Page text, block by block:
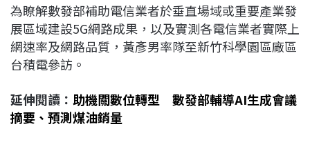
為瞭解數發部補助電信業者於垂直場域或重要產業發
展區域建設5G網路成果，以及實測各電信業者實際上
網速率及網路品質，黃彥男率隊至新竹科學園區廠區
台積電參訪。
延伸閱讀： 助機關數位轉型 數發部輔導AI生成會議
摘要、預測煤油銷量